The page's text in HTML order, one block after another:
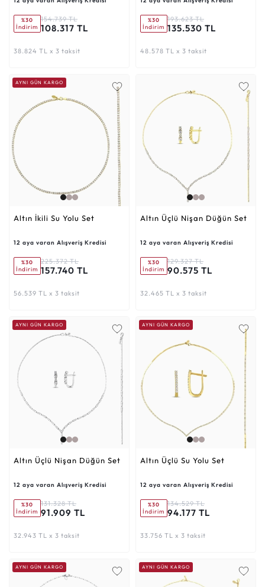
%30
İndirim
154.739 TL
108.317 TL
38.824 TL x 3 taksit
%30
İndirim
193.623 TL
135.530 TL
48.578 TL x 3 taksit
AYNI GÜN KARGO
Altın İkili Su Yolu Set
12 aya varan Alışveriş Kredisi
%30
İndirim
225.372 TL
157.740 TL
56.539 TL x 3 taksit
Altın Üçlü Nişan Düğün Set
12 aya varan Alışveriş Kredisi
%30
İndirim
129.327 TL
90.575 TL
32.465 TL x 3 taksit
AYNI GÜN KARGO
Altın Üçlü Nişan Düğün Set
12 aya varan Alışveriş Kredisi
%30
İndirim
131.328 TL
91.909 TL
32.943 TL x 3 taksit
AYNI GÜN KARGO
Altın Üçlü Su Yolu Set
12 aya varan Alışveriş Kredisi
%30
İndirim
134.529 TL
94.177 TL
33.756 TL x 3 taksit
AYNI GÜN KARGO AYNI GÜN KARGO